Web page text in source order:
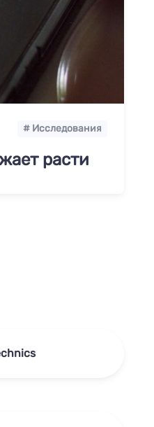
# Исследования
расти